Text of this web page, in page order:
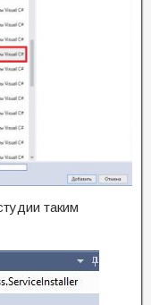
таким